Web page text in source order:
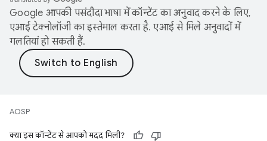
Google आपकी पसंदीदा भाषा में कॉन्टेंट का अनुवाद करने के लिए,
एआई टेक्नोलॉजी का इस्तेमाल करता है. एआई से मिले अनुवादों में
गलतियां हो सकती हैं.
AOSP
क्या इस कॉन्टेंट से आपको मदद मिली?